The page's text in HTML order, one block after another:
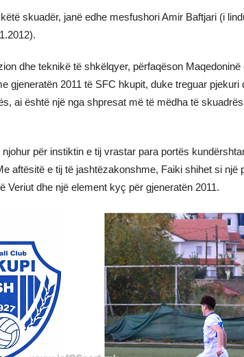
skuadër, janë edhe mesfushori Amir Baftjari (i
dhe teknikë të shkëlqyer, përfaqëson Maqedoninë
gjeneratën 2011 të SFC hkupit, duke treguar pjekuri
ai është një nga shpresat më të mëdha të
për instiktin e tij vrastar para portës
aftësitë e tij të jashtëzakonshme, Faiki shihet si një
Veriut dhe një element kyç për gjeneratën 2011.